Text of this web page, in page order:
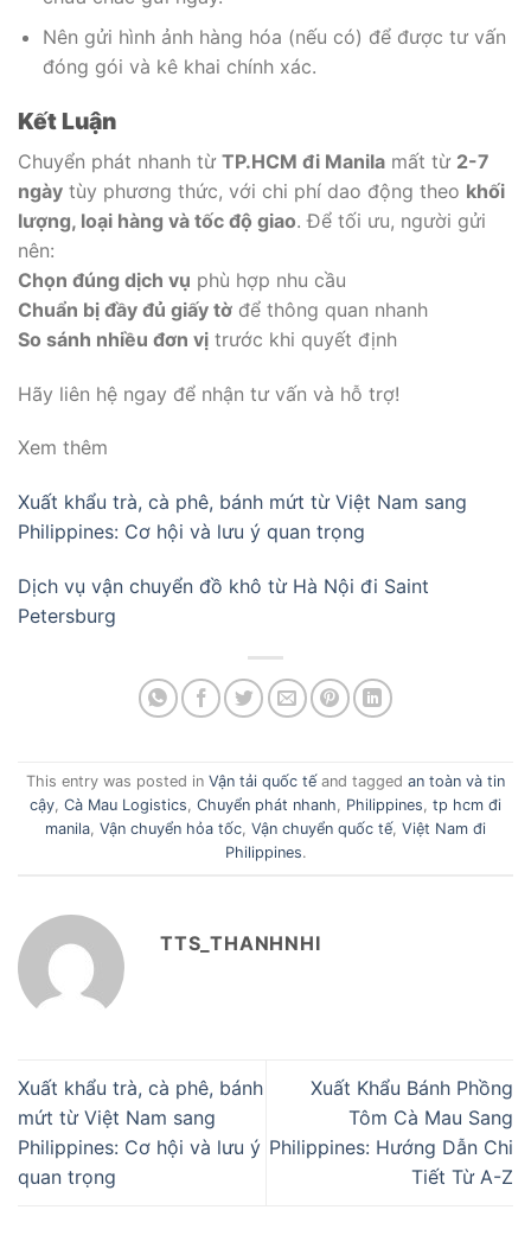
Nên gửi hình ảnh hàng hóa (nếu có) để được tư vấn
đóng gói và kê khai chính xác.
Kết Luận
Chuyển phát nhanh từ TP.HCM đi Manila mất từ 2-7
ngày tùy phương thức, với chi phí dao động theo khối
lượng, loại hàng và tốc độ giao. Để tối ưu, người gửi
nên:
Chọn đúng dịch vụ phù hợp nhu cầu
Chuẩn bị đầy đủ giấy tờ để thông quan nhanh
So sánh nhiều đơn vị trước khi quyết định
Hãy liên hệ ngay để nhận tư vấn và hỗ trợ!
Xem thêm
Xuất khẩu trà, cà phê, bánh mứt từ Việt Nam sang
Philippines: Cơ hội và lưu ý quan trọng
Dịch vụ vận chuyển đồ khô từ Hà Nội đi Saint
Petersburg
This entry was posted in Vận tải quốc tế and tagged an toàn và tin
cậy, Cà Mau Logistics, Chuyển phát nhanh, Philippines, tp hcm đi
manila, Vận chuyển hỏa tốc, Vận chuyển quốc tế, Việt Nam đi
Philippines.
TTS_THANHNHI
Xuất khẩu trà, cà phê, bánh
mứt từ Việt Nam sang
Philippines: Cơ hội và lưu ý
quan trọng
Xuất Khẩu Bánh Phồng
Tôm Cà Mau Sang
Philippines: Hướng Dẫn Chi
Tiết Từ A-Z